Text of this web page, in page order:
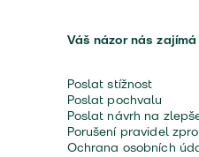
Váš názor nás zajímá
Poslat stížnost
Poslat pochvalu
Poslat návrh na
Porušení pravidel
Ochrana osobních